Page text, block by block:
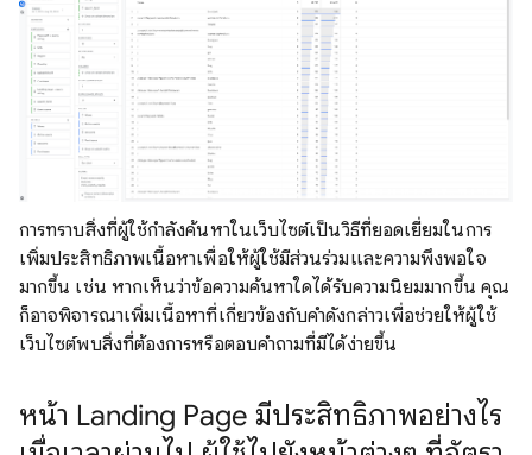
การทราบสิ่งที่ผู้ใช้กําลังค้นหาในเว็บไซต์เป็นวิธีที่ยอดเยี่ยมในการ
เพิ่มประสิทธิภาพเนื้อหาเพื่อให้ผู้ใช้มีส่วนร่วมและความพึงพอใจ
มากขึ้น เช่น หากเห็นว่าข้อความค้นหาใดได้รับความนิยมมากขึ้น คุณ
ก็อาจพิจารณาเพิ่มเนื้อหาที่เกี่ยวข้องกับคำดังกล่าวเพื่อช่วยให้ผู้ใช้
เว็บไซต์พบสิ่งที่ต้องการหรือตอบคําถามที่มีได้ง่ายขึ้น
หน้า Landing Page มีประสิทธิภาพอย่างไร